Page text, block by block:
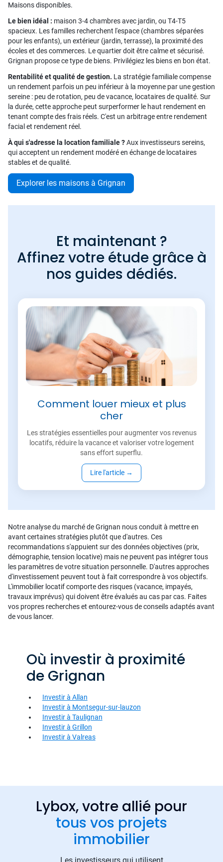
Maisons disponibles.
Le bien idéal : maison 3-4 chambres avec jardin, ou T4-T5
spacieux. Les familles recherchent l'espace (chambres séparées
pour les enfants), un extérieur (jardin, terrasse), la proximité des
écoles et des commerces. Le quartier doit être calme et sécurisé.
Grignan propose ce type de biens. Privilégiez les biens en bon état.
Rentabilité et qualité de gestion. La stratégie familiale compense
un rendement parfois un peu inférieur à la moyenne par une gestion
sereine : peu de rotation, peu de vacance, locataires de qualité. Sur
la durée, cette approche peut surperformer le haut rendement en
tenant compte des frais réels. C'est un arbitrage entre rendement
facial et rendement réel.
À qui s'adresse la location familiale ?Aux investisseurs sereins,
qui acceptent un rendement modéré en échange de locataires
stables et de qualité.
Explorer les maisons à Grignan
Et maintenant ?
Affinez votre étude grâce à
nos guides dédiés.
Comment louer mieux et plus
cher
Les stratégies essentielles pour augmenter vos revenus
locatifs, réduire la vacance et valoriser votre logement
sans effort superflu.
Lire l'article →
Notre analyse du marché de Grignan nous conduit à mettre en
avant certaines stratégies plutôt que d'autres. Ces
recommandations s'appuient sur des données objectives (prix,
démographie, tension locative) mais ne peuvent pas intégrer tous
les paramètres de votre situation personnelle. D'autres approches
d'investissement peuvent tout à fait correspondre à vos objectifs.
L'immobilier locatif comporte des risques (vacance, impayés,
travaux imprévus) qui doivent être évalués au cas par cas. Faites
vos propres recherches et entourez-vous de conseils adaptés avant
de vous lancer.
Où investir à proximité
de Grignan
Investir à Allan
Investir à Montsegur-sur-lauzon
Investir à Taulignan
Investir à Grillon
Investir à Valreas
Lybox, votre allié pour
tous vos projets
immobilier